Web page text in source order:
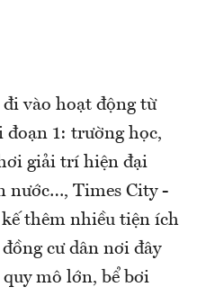
vào hoạt động từ
đoạn 1: trường học,
giải trí hiện đại
nước…, Times City -
thêm nhiều tiện ích
cư dân nơi đây
mô lớn, bể bơi